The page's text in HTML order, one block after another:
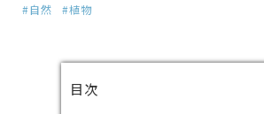
#自然
#植物
目次